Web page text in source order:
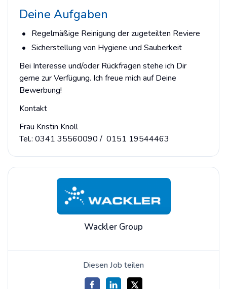
Deine Aufgaben
Regelmäßige Reinigung der zugeteilten Reviere
Sicherstellung von Hygiene und Sauberkeit
Bei Interesse und/oder Rückfragen stehe ich Dir
gerne zur Verfügung. Ich freue mich auf Deine
Bewerbung!
Kontakt
Frau Kristin Knoll
Tel.: 0341 35560090 / 0151 19544463
Wackler Group
Diesen Job teilen